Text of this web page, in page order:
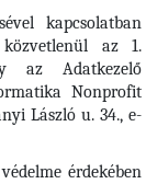
kapcsolatban
az 1.
az Adatkezelő
Nonprofit
László u. 34., e-
érdekében